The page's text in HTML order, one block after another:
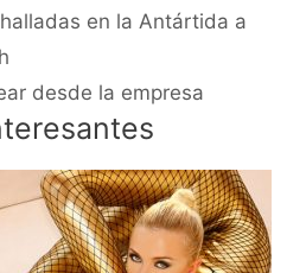
en la Antártida a
desde la empresa